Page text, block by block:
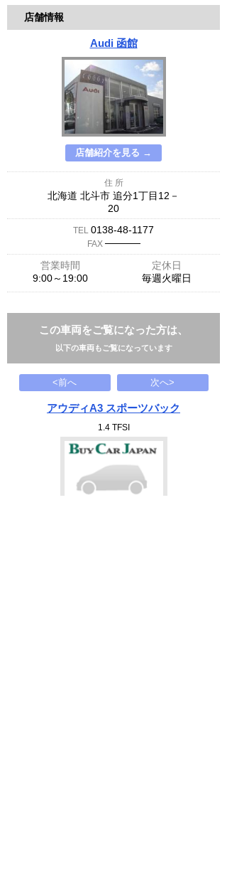
店舗情報
Audi 函館
店舗紹介を見る →
住 所
北海道 北斗市 追分1丁目12－
20
TEL 0138-48-1177
FAX ─────
営業時間
定休日
9:00～19:00
毎週火曜日
この車両をご覧になった方は、
以下の車両もご覧になっています
<前へ 次へ>
アウディA3 スポーツバック
1.4 TFSI